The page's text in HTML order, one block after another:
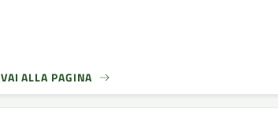
VAI ALLA PAGINA